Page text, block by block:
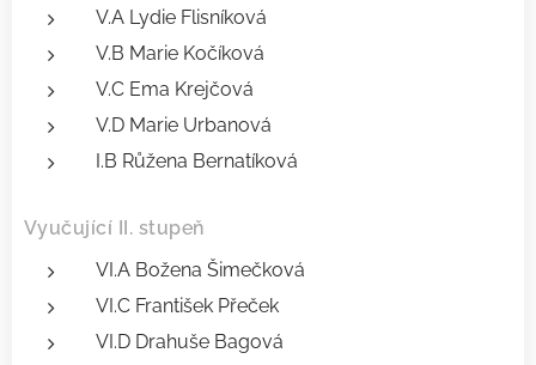
V.A Lydie Flisníková
V.B Marie Kočíková
V.C Ema Krejčová
V.D Marie Urbanová
I.B Růžena Bernatíková
Vyučující II. stupeň
VI.A Božena Šimečková
VI.C František Přeček
VI.D Drahuše Bagová